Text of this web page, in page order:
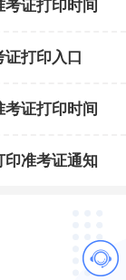
证打印时间
打印入口
证打印时间
印准考证通知